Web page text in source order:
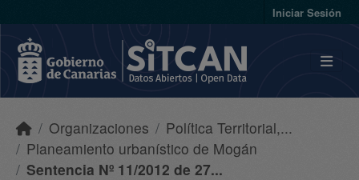
Iniciar Sesión
Organizaciones
Política Territorial,...
Planeamiento urbanístico de Mogán
Sentencia Nº 11/2012 de 27...